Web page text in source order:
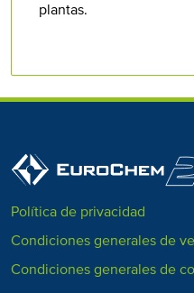
plantas.
Política de privacidad
Condiciones generales de
Condiciones generales de